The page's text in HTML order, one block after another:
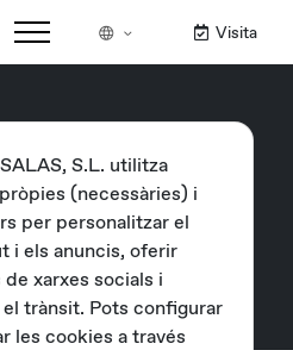
Visita
S.L. utilitza
(necessàries) i
per personalitzar el
i els anuncis, oferir
xarxes socials i
trànsit. Pots configurar
les cookies a través